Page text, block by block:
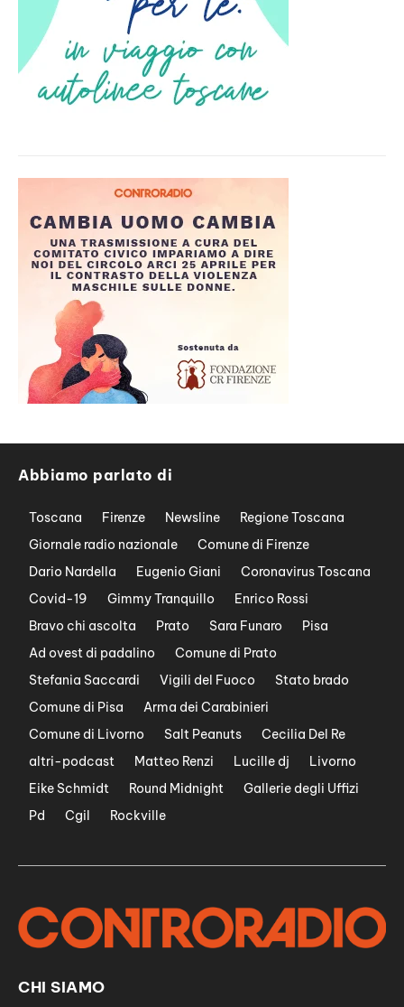
Abbiamo parlato di
Toscana Firenze Newsline
Regione Toscana
Giornale radio nazionale
Comune di Firenze
Dario Nardella
Eugenio Giani
Coronavirus Toscana
Covid-19
Gimmy Tranquillo
Enrico Rossi
Bravo chi ascolta
Prato Sara Funaro
Pisa
Ad ovest di padalino
Comune di Prato
Stefania Saccardi
Vigili del Fuoco
Stato brado
Comune di Pisa
Arma dei Carabinieri
Comune di Livorno
Salt Peanuts
Cecilia Del Re
altri-podcast
Matteo Renzi Lucille dj
Livorno
Eike Schmidt
Round Midnight
Gallerie degli Uffizi
Pd
Cgil Rockville
CHI SIAMO